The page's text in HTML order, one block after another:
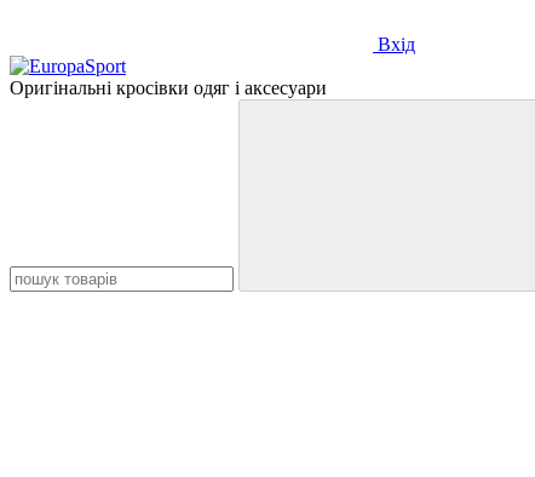
Вхід
Оригінальні кросівки одяг і аксесуари